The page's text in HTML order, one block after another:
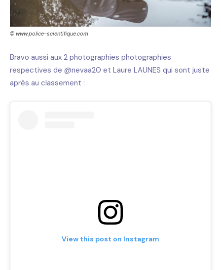
© www.police-scientifique.com
Bravo aussi aux 2 photographies photographies
respectives de @nevaa20 et Laure LAUNES qui sont juste
après au classement :
View this post on Instagram